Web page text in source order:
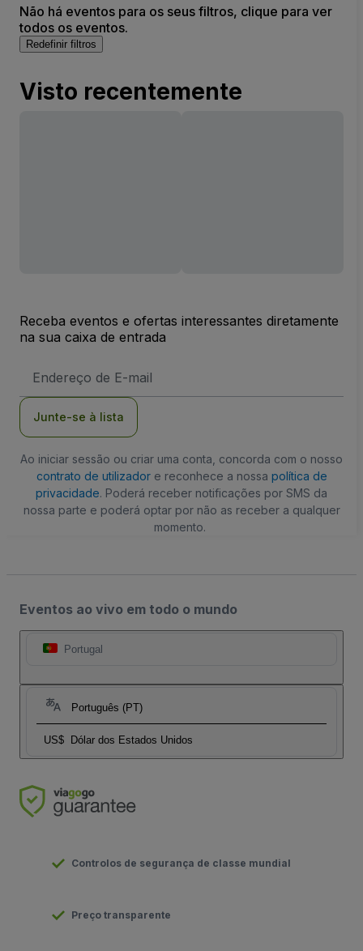
Não há eventos para os seus filtros, clique para ver
todos os eventos.
Redefinir filtros
Visto recentemente
Receba eventos e ofertas interessantes diretamente
na sua caixa de entrada
de
Junte-se à lista
Ao iniciar sessão ou criar uma conta, concorda com o nosso
contrato de utilizadore reconhece a nossa política de
privacidade. Poderá receber notificações por SMS da
nossa parte e poderá optar por não as receber a qualquer
momento.
Eventos ao vivo em todo o mundo
Portugal
Português (PT)
US$ Dólar dos Estados Unidos
Controlos de segurança de classe mundial
Preço transparente